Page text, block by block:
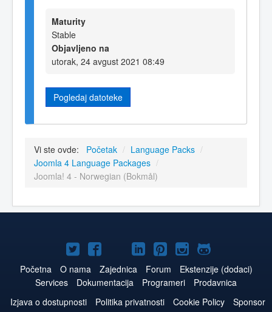
Maturity
Stable
Objavljeno na
utorak, 24 avgust 2021 08:49
Pogledaj datoteke
Vi ste ovde: Početak / Language Packs /
Joomla 4 Language Packages /
Joomla! 4 - Norwegian (Bokmål)
Joomla!
na
Twitteru
Joomla!
na
Facebooku
Joomla!
na
YouTube
Joomla!
naLinkedIn
Joomla!
na
Pinterest
Joomla!
na
Instagram
Joomla!
na
GitHub
Početna O nama Zajednica Forum
Ekstenzije (dodaci)
Services
Dokumentacija Programeri
Prodavnica
Izjava o dostupnosti
Politika privatnosti Cookie Policy
Sponsor